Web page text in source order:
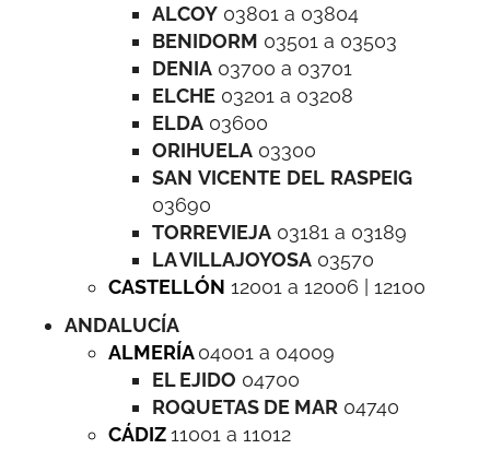
ALCOY 03801 a 03804
BENIDORM 03501 a 03503
DENIA 03700 a 03701
ELCHE 03201 a 03208
ELDA 03600
ORIHUELA 03300
SAN VICENTE DEL RASPEIG
03690
TORREVIEJA 03181 a 03189
LA VILLAJOYOSA 03570
CASTELLÓN 12001 a 12006 | 12100
ANDALUCÍA
ALMERÍA04001 a 04009
EL EJIDO 04700
ROQUETAS DE MAR 04740
CÁDIZ11001 a 11012